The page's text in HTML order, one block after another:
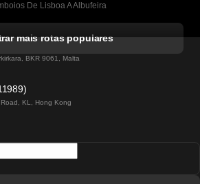
De Lisboa A Albufeira
De Lisboa A Lagos
De Lisboa A Madrid
mais rotas populares
BKR 9061, Malta
KL, Hong Kong